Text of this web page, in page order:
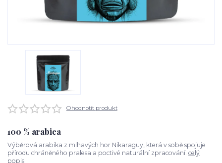
Ohodnotit produkt
100 % arabica
Výběrová arabika z mlhavých hor Nikaraguy, která v sobě spojuje
přírodu chráněného pralesa a poctivé naturální zpracování. celý
popis